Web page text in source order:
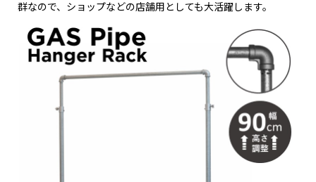
群なので、ショップなどの店舗用としても大活躍します。